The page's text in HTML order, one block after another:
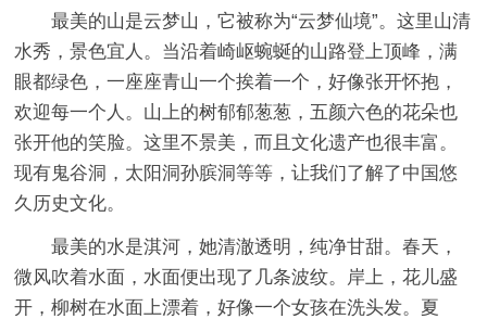
最美的山是云梦山，它被称为“云梦仙境”。这里山清
水秀，景色宜人。当沿着崎岖蜿蜒的山路登上顶峰，满
眼都绿色，一座座青山一个挨着一个，好像张开怀抱，
欢迎每一个人。山上的树郁郁葱葱，五颜六色的花朵也
张开他的笑脸。这里不景美，而且文化遗产也很丰富。
现有鬼谷洞，太阳洞孙膑洞等等，让我们了解了中国悠
久历史文化。
最美的水是淇河，她清澈透明，纯净甘甜。春天，
微风吹着水面，水面便出现了几条波纹。岸上，花儿盛
开，柳树在水面上漂着，好像一个女孩在洗头发。夏